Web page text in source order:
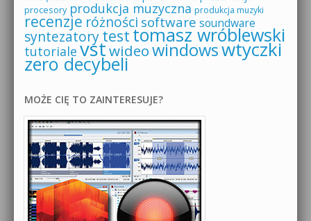
procesory produkcja muzyczna produkcja muzyki
recenzje różności software soundware
syntezatorytesttomasz wróblewski
tutoriale vstwideowindowswtyczki
zero decybeli
MOŻE CIĘ TO ZAINTERESUJE?